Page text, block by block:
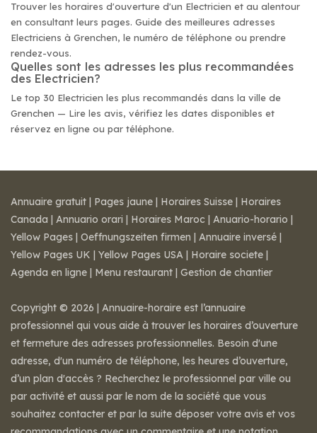
Trouver les horaires d'ouverture d'un Electricien et au alentour
en consultant leurs pages. Guide des meilleures adresses
Electriciens à Grenchen, le numéro de téléphone ou prendre
rendez-vous.
Quelles sont les adresses les plus recommandées
des Electricien?
Le top 30 Electricien les plus recommandés dans la ville de
Grenchen — Lire les avis, vérifiez les dates disponibles et
réservez en ligne ou par téléphone.
Annuaire gratuit | Pages jaune | Horaires Suisse | Horaires
Canada | Annuario orari | Horaires Maroc | Anuario-horario |
Yellow Pages | Oeffnungszeiten firmen | Annuaire inversé |
Yellow Pages UK | Yellow Pages USA | Horaire societe |
Agenda en ligne | Menu restaurant | Gestion de chantier
Copyright © 2026 | Annuaire-horaire est l’annuaire
professionnel qui vous aide à trouver les horaires d’ouverture
et fermeture des adresses professionnelles. Besoin d'une
adresse, d'un numéro de téléphone, les heures d’ouverture,
d’un plan d'accès ? Recherchez le professionnel par ville ou
par activité et aussi par le nom de la société que vous
souhaitez contacter et par la suite déposer votre avis et vos